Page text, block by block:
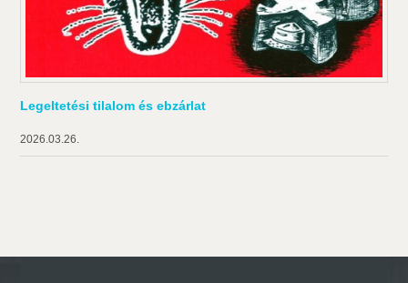
Legeltetési tilalom és ebzárlat
2026.03.26.